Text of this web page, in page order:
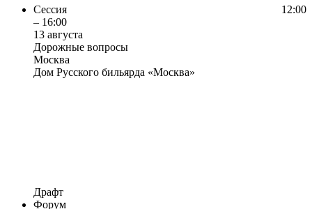
Сессия
12:00
– 16:00
13 августа
Дорожные вопросы
Москва
Дом Русского бильярда «Москва»
Драфт
Форум